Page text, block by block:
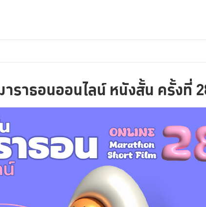
าราธอนออนไลน์ หนังสั้น ครั้งที่